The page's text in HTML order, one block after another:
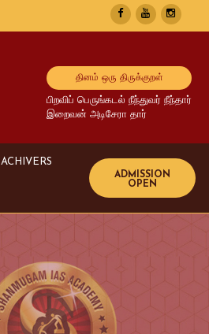
தினம் ஒரு திருக்குறள்
பிறவிப் பெருங்கடல் நீந்துவர் நீந்தார்
இறைவன் அடிசேரா தார்
ACHIVERS
Bank Achivers
SI Achivers